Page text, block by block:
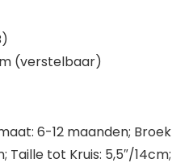
(verstelbaar)
6-12 maanden; Broek
Taille tot Kruis: 5,5″/14cm;